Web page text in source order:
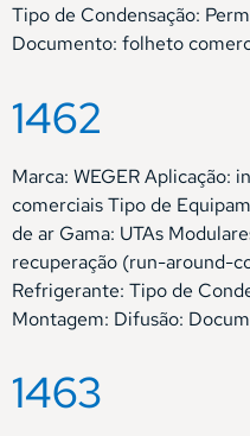
Tipo de Condensação:
Documento: folheto
1462
Marca: WEGER Aplicação:
comerciais Tipo de
de ar Gama: UTAs
recuperação (run-around-
Refrigerante: Tipo de
Montagem: Difusão:
1463